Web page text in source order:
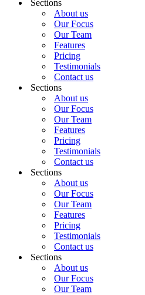
Sections
About us
Our Focus
Our Team
Features
Pricing
Testimonials
Contact us
Sections
About us
Our Focus
Our Team
Features
Pricing
Testimonials
Contact us
Sections
About us
Our Focus
Our Team
Features
Pricing
Testimonials
Contact us
Sections
About us
Our Focus
Our Team